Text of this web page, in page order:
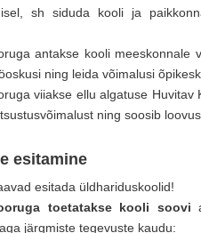
sh siduda kooli ja
antakse kooli meeskonnale
ning leida võimalusi
viiakse ellu algatuse
ning soosib
esitamine
esitada üldhariduskoolid!
toetatakse kooli soovi
järgmiste tegevuste kaudu: